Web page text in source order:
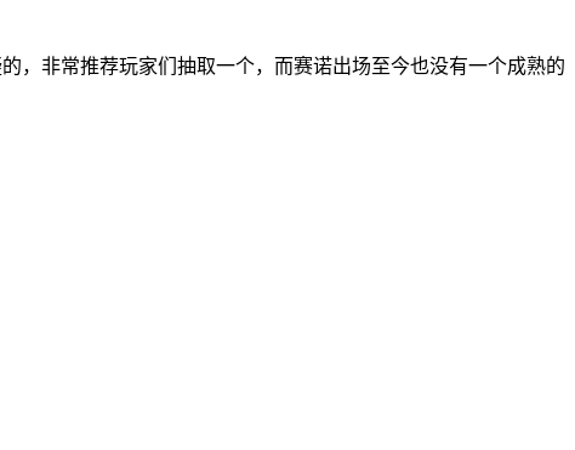
的，非常推荐玩家们抽取一个，而赛诺出场至今也没有一个成熟的